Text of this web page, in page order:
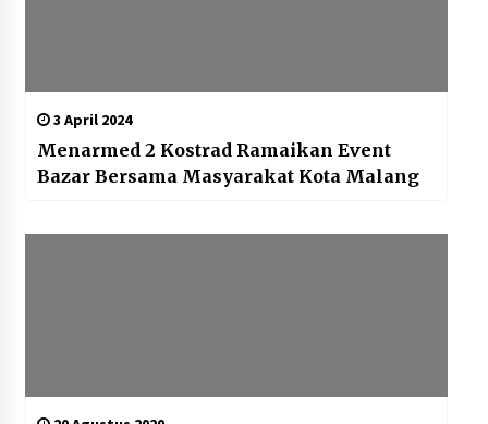
3 April 2024
Menarmed 2 Kostrad Ramaikan Event
Bazar Bersama Masyarakat Kota Malang